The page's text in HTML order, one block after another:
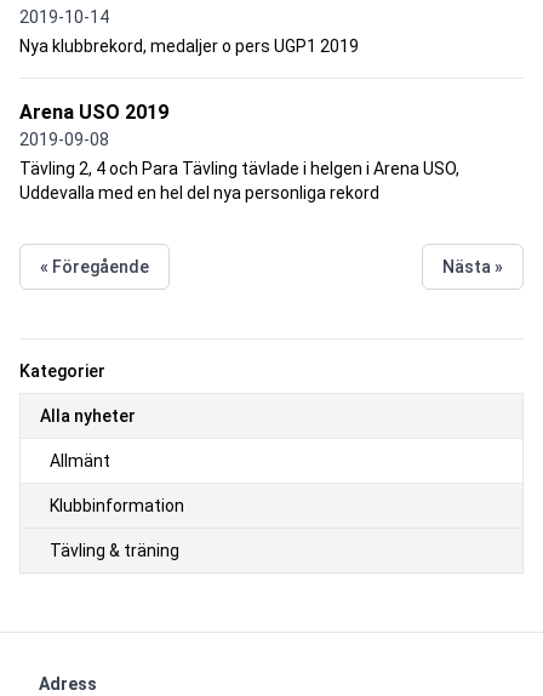
Kategorier
Alla nyheter
Allmänt
Klubbinformation
Tävling & träning
2019-10-14
Nya klubbrekord, medaljer o pers UGP1 2019
Arena USO 2019
2019-09-08
Tävling 2, 4 och Para Tävling tävlade i helgen i Arena USO,
Uddevalla med en hel del nya personliga rekord
« Föregående Nästa »
Adress